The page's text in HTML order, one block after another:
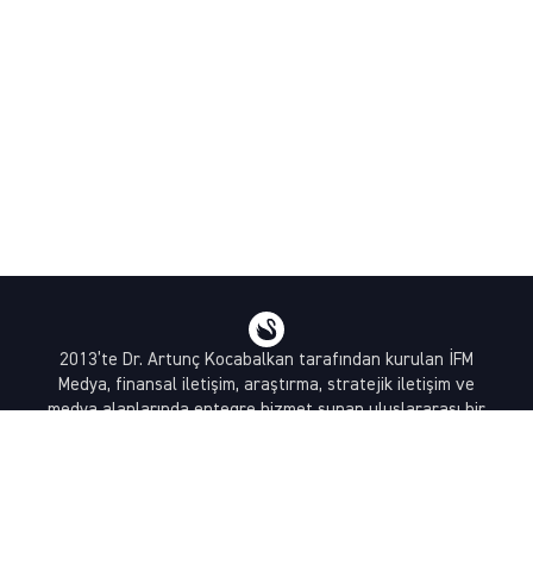
2013’te Dr. Artunç Kocabalkan tarafından kurulan İFM
Medya, finansal iletişim, araştırma, stratejik iletişim ve
medya alanlarında entegre hizmet sunan uluslararası bir